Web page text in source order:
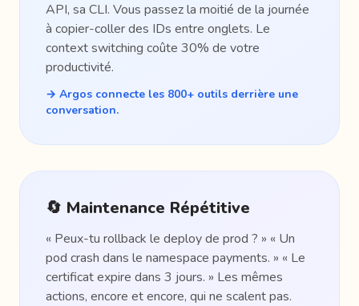
API, sa CLI. Vous passez la moitié de la journée
à copier-coller des IDs entre onglets. Le
context switching coûte 30% de votre
productivité.
→ Argos connecte les 800+ outils derrière une
conversation.
🔄 Maintenance Répétitive
« Peux-tu rollback le deploy de prod ? » « Un
pod crash dans le namespace payments. » « Le
certificat expire dans 3 jours. » Les mêmes
actions, encore et encore, qui ne scalent pas.